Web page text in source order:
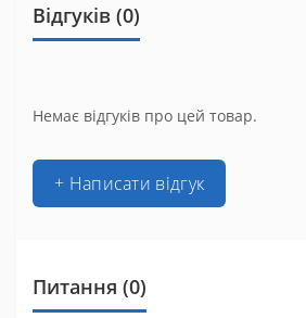
Відгуків (0)
Немає відгуків про цей товар.
+ Написати відгук
Питання (0)